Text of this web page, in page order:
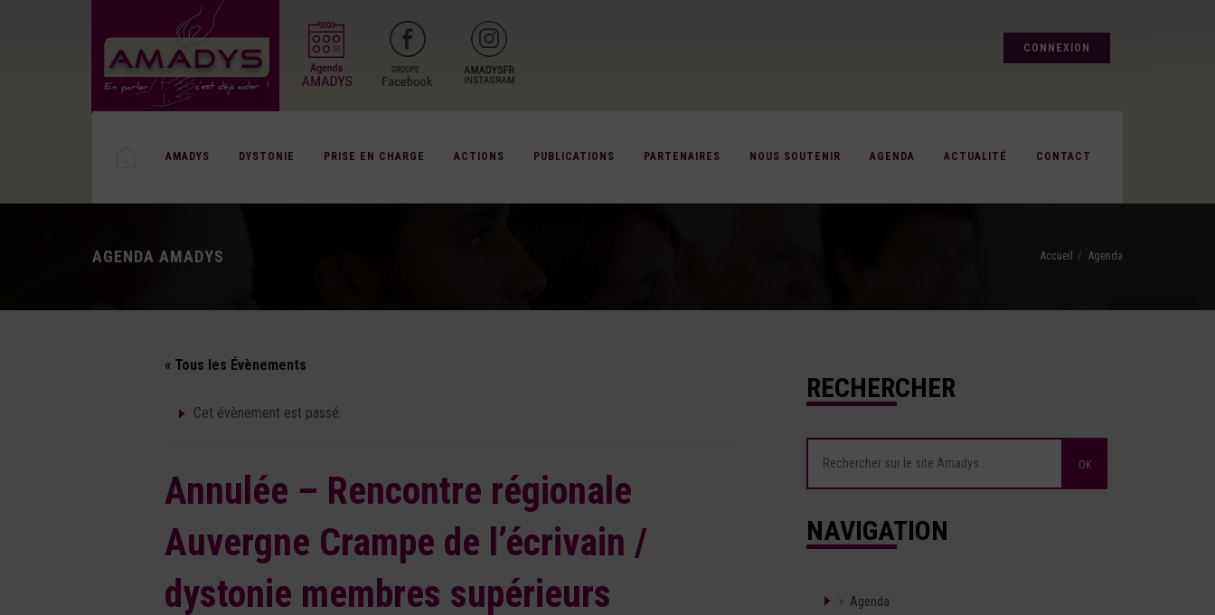
CONNEXION
AMADYS DYSTONIE PRISE EN CHARGE ACTIONS PUBLICATIONS PARTENAIRES NOUS SOUTENIR AGENDA ACTUALITÉ CONTACT
AGENDA AMADYS Accueil Agenda
« Tous les Évènements
Cet évènement est passé.
Annulée – Rencontre régionale
Auvergne Crampe de l’écrivain /
dystonie membres supérieurs
RECHERCHER
NAVIGATION
Agenda